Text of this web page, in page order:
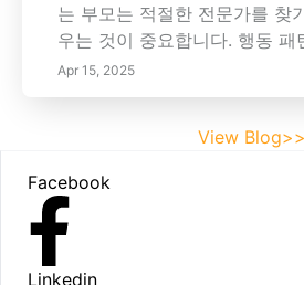
당히 줄일 수 있습니다. 게다가
인하고 문제 해결에 참여시키
키우는 데 도움이 됩니다. 전문
해야 할 때적절한 시기에 도움
체 증상이 지속될 경우 소아과
전문가와 상담하는 것이 좋습
합병증을 줄이고 건강한 발달을
니다. 교육 기관의 역할학교는
는 교육자들은 부모와 협력하여
는 부모는 적절한 전문가를 찾
우는 것이 중요합니다. 행동 패
료사와 열린 소통을 함으로써
보장하여 아이들에게 더 나은
써 부모와 보호자는 아이의 정
키고, 평생 지속적인 감정 지능
도구를 제공하는 지원 환경을
다.
Apr 15, 2025
View Blog>>
Facebook
Linkedin